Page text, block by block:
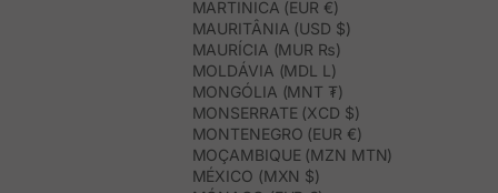
MARTINICA (EUR €)
MAURITÂNIA (USD $)
MAURÍCIA (MUR ₨)
MOLDÁVIA (MDL L)
MONGÓLIA (MNT ₮)
MONSERRATE (XCD $)
MONTENEGRO (EUR €)
MOÇAMBIQUE (MZN MTN)
MÉXICO (MXN $)